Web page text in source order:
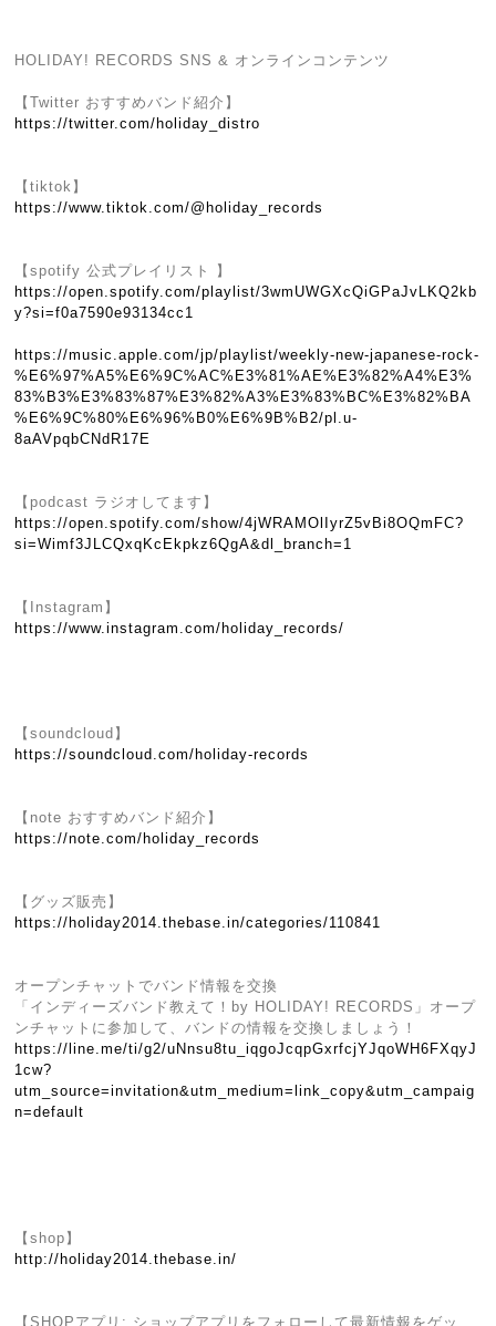
HOLIDAY! RECORDS SNS & オンラインコンテンツ
【Twitter おすすめバンド紹介】
https://twitter.com/holiday_distro
【tiktok】
https://www.tiktok.com/@holiday_records
【spotify 公式プレイリスト 】
https://open.spotify.com/playlist/3wmUWGXcQiGPaJvLKQ2kb
y?si=f0a7590e93134cc1
https://music.apple.com/jp/playlist/weekly-new-japanese-rock-
%E6%97%A5%E6%9C%AC%E3%81%AE%E3%82%A4%E3%
83%B3%E3%83%87%E3%82%A3%E3%83%BC%E3%82%BA
%E6%9C%80%E6%96%B0%E6%9B%B2/pl.u-
8aAVpqbCNdR17E
【podcast ラジオしてます】
https://open.spotify.com/show/4jWRAMOlIyrZ5vBi8OQmFC?
si=Wimf3JLCQxqKcEkpkz6QgA&dl_branch=1
【Instagram】
https://www.instagram.com/holiday_records/
【soundcloud】
https://soundcloud.com/holiday-records
【note おすすめバンド紹介】
https://note.com/holiday_records
【グッズ販売】
https://holiday2014.thebase.in/categories/110841
オープンチャットでバンド情報を交換
「インディーズバンド教えて！by HOLIDAY! RECORDS」オープ
ンチャットに参加して、バンドの情報を交換しましょう！
https://line.me/ti/g2/uNnsu8tu_iqgoJcqpGxrfcjYJqoWH6FXqyJ
1cw?
utm_source=invitation&utm_medium=link_copy&utm_campaig
n=default
【shop】
http://holiday2014.thebase.in/
【SHOPアプリ: ショップアプリをフォローして最新情報をゲッ